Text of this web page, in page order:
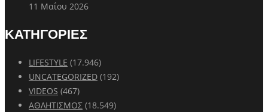
11 Μαΐου 2026
ΚΑΤΗΓΟΡΙΕΣ
LIFESTYLE (17.946)
UNCATEGORIZED (192)
VIDEOS (467)
ΑΘΛΗΤΙΣΜΟΣ (18.549)